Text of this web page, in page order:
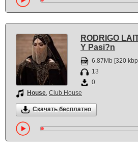
RODRIGO
Y Pasi?n
6.87Mb [320
13
0
House, Club House
Скачать бесплатно